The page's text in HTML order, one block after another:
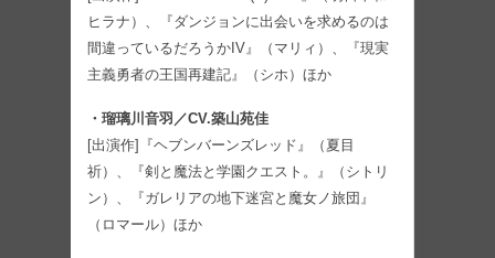
ヒラナ）、『ダンジョンに出会いを求めるのは
間違っているだろうかIV』（マリィ）、『現実
主義勇者の王国再建記』（シホ）ほか
・瑠璃川音羽／CV.築山苑佳
[出演作]『ヘブンバーンズレッド』（夏目
祈）、『剣と魔法と学園クエスト。』（シトリ
ン）、『ガレリアの地下迷宮と魔女ノ旅団』
（ロマール）ほか